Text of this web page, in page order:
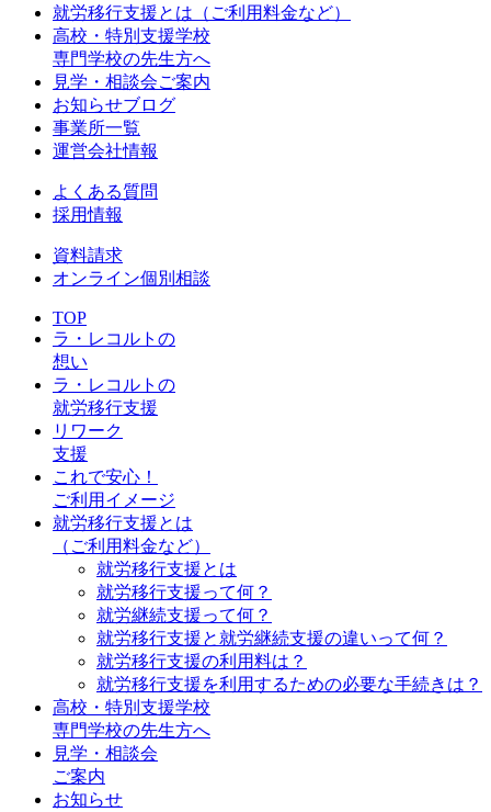
就労移行支援とは（ご利用料金など）
高校・特別支援学校
専門学校の先生方へ
見学・相談会ご案内
お知らせブログ
事業所一覧
運営会社情報
よくある質問
採用情報
資料請求
オンライン個別相談
TOP
ラ・レコルトの
想い
ラ・レコルトの
就労移行支援
リワーク
支援
これで安心！
ご利用イメージ
就労移行支援とは
（ご利用料金など）
就労移行支援とは
就労移行支援って何？
就労継続支援って何？
就労移行支援と就労継続支援の違いって何？
就労移行支援の利用料は？
就労移行支援を利用するための必要な手続きは？
高校・特別支援学校
専門学校の先生方へ
見学・相談会
ご案内
お知らせ